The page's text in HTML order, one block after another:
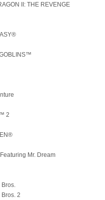
II: THE REVENGE
GOBLINS™
2
Mr. Dream
Bros.
Bros. 2